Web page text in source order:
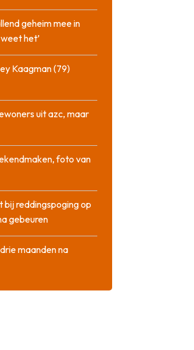
geheim mee in
het’
Kaagman (79)
uit azc, maar
foto van
reddingspoging op
gebeuren
maanden na